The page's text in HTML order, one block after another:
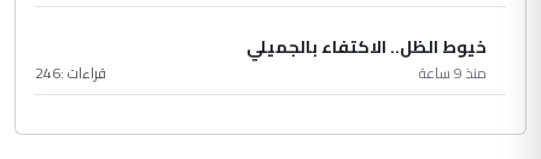
خيوط الظل.. الاكتفاء بالجميلي
منذ 9 ساعة قراءات :246